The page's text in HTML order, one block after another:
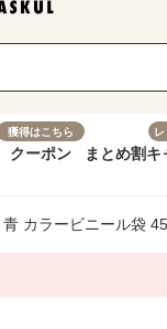
獲得はこちら
クーポン まとめ割キ
青 カラービニール袋